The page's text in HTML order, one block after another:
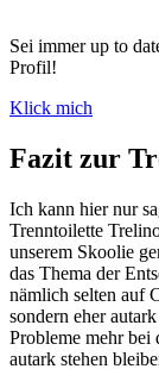
Sei immer up to
Profil!
Klick mich
Fazit zur
Ich kann hier nur
Trenntoilette
unserem Skoolie
das Thema der
nämlich selten auf
sondern eher
Probleme mehr bei
autark stehen